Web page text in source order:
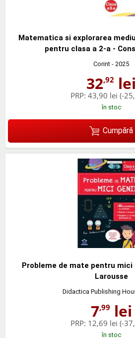
Matematica si explorarea
pentru clasa a 2-a -
Corint - 2025
32,92 lei
PRP: 43,90 lei (-
în stoc
Cumpără
Probleme de mate pentru mici
Larousse
Didactica Publishing
7,99 lei
PRP: 12,69 lei (-
în stoc